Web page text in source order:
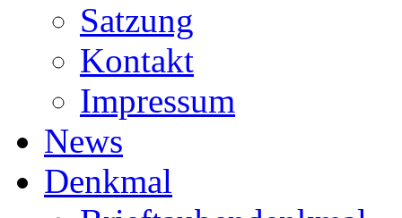
Satzung
Kontakt
Impressum
News
Denkmal